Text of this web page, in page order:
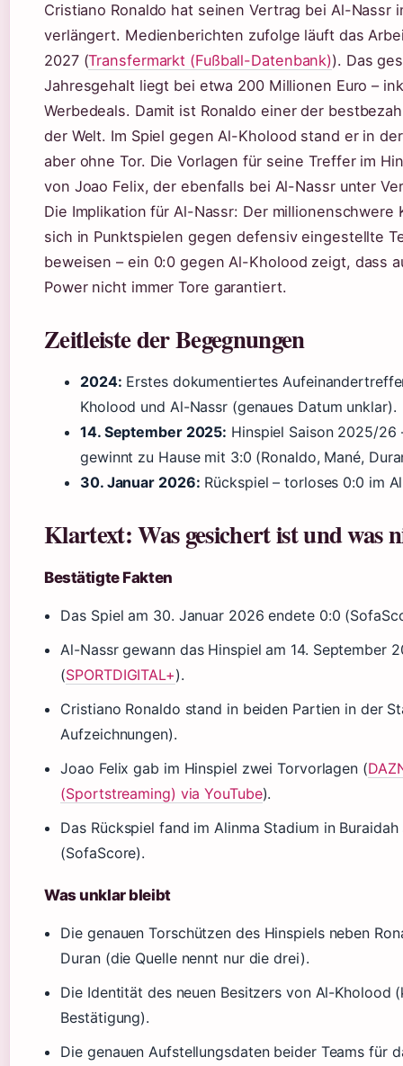
Cristiano Ronaldo hat seinen Vertrag bei Al-Nassr
verlängert. Medienberichten zufolge läuft das
2027 (Transfermarkt (Fußball-Datenbank)). Das
Jahresgehalt liegt bei etwa 200 Millionen Euro –
Werbedeals. Damit ist Ronaldo einer der
der Welt. Im Spiel gegen Al-Kholood stand er in
aber ohne Tor. Die Vorlagen für seine Treffer im
von Joao Felix, der ebenfalls bei Al-Nassr unter
Die Implikation für Al-Nassr: Der millionenschwere
sich in Punktspielen gegen defensiv eingestellte
beweisen – ein 0:0 gegen Al-Kholood zeigt, dass
Power nicht immer Tore garantiert.
Zeitleiste der Begegnungen
2024: Erstes dokumentiertes
Kholood und Al-Nassr (genaues Datum unklar).
14. September 2025: Hinspiel Saison 2025/26
gewinnt zu Hause mit 3:0 (Ronaldo, Mané,
30. Januar 2026: Rückspiel – torloses 0:0 im
Klartext: Was gesichert ist und was
Bestätigte Fakten
Das Spiel am 30. Januar 2026 endete 0:0
Al-Nassr gewann das Hinspiel am 14. September
(SPORTDIGITAL+).
Cristiano Ronaldo stand in beiden Partien in der
Aufzeichnungen).
Joao Felix gab im Hinspiel zwei Torvorlagen (
(Sportstreaming) via YouTube).
Das Rückspiel fand im Alinma Stadium in
(SofaScore).
Was unklar bleibt
Die genauen Torschützen des Hinspiels neben
Duran (die Quelle nennt nur die drei).
Die Identität des neuen Besitzers von Al-Kholood
Bestätigung).
Die genauen Aufstellungsdaten beider Teams für